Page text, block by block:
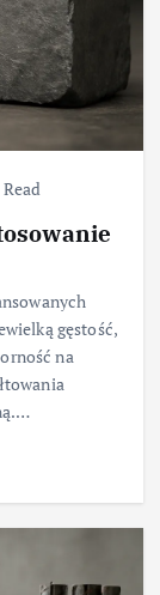
gęstość,
na